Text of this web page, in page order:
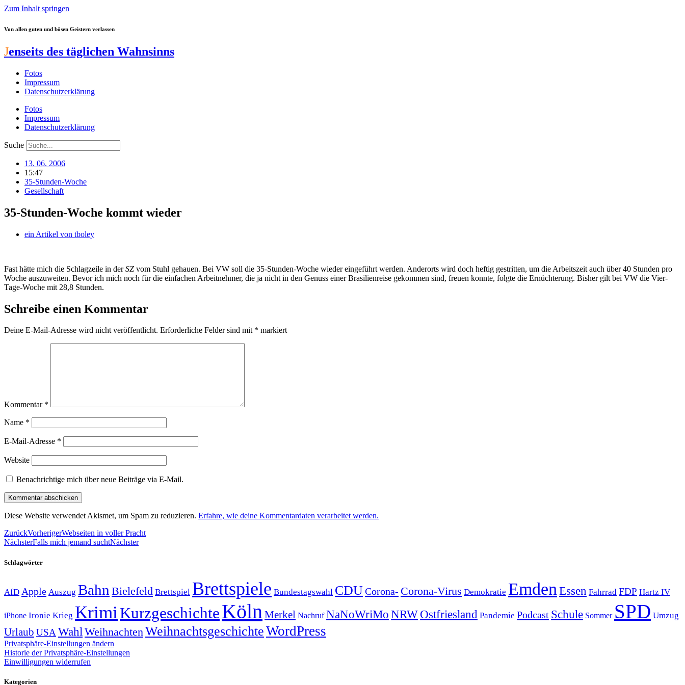
Zum Inhalt springen
Von allen guten und bösen Geistern verlassen
Jenseits des täglichen Wahnsinns
Fotos
Impressum
Datenschutzerklärung
Fotos
Impressum
Datenschutzerklärung
Suche
13. 06. 2006
15:47
35-Stunden-Woche
Gesellschaft
35-Stunden-Woche kommt wieder
ein Artikel von tboley
Fast hätte mich die Schlagzeile in derSZ vom Stuhl gehauen. Bei VW soll die 35-Stunden-Woche wieder eingeführt werden. Anderorts wird doch heftig gestritten, um die Arbeitszeit auch über 40 Stunden pro
Woche auszuweiten. Bevor ich mich noch für die einfachen Arbeitnehmer, die ja nicht in den Genuss einer Brasilienreise gekommen sind, freuen konnte, folgte die Ernüchterung. Bisher gilt bei VW die Vier-
Tage-Woche mit 28,8 Stunden.
Schreibe einen Kommentar
Deine E-Mail-Adresse wird nicht veröffentlicht. Erforderliche Felder sind mit * markiert
Kommentar *
Name *
E-Mail-Adresse *
Website
Benachrichtige mich über neue Beiträge via E-Mail.
Diese Website verwendet Akismet, um Spam zu reduzieren. Erfahre, wie deine Kommentardaten verarbeitet werden.
ZurückVorherigerWebseiten in voller Pracht
NächsterFalls mich jemand suchtNächster
Schlagwörter
AfD Apple Auszug Bahn Bielefeld Brettspiel Brettspiele Bundestagswahl CDUCorona- Corona-Virus Demokratie Emden Essen Fahrrad FDP Hartz IV
iPhone Ironie Krieg KrimiKurzgeschichteKöln Merkel Nachruf NaNoWriMo NRWOstfriesland Pandemie Podcast Schule Sommer SPD Umzug
Urlaub USA Wahl Weihnachten WeihnachtsgeschichteWordPress
Privatsphäre-Einstellungen ändern
Historie der Privatsphäre-Einstellungen
Einwilligungen widerrufen
Kategorien